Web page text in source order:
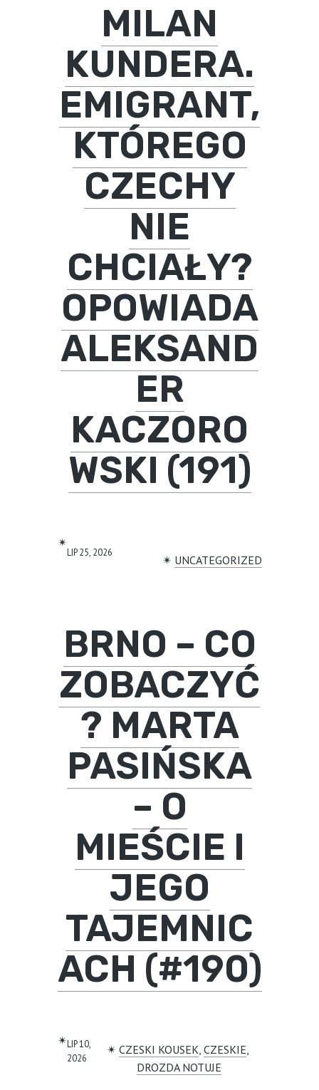
MILAN
KUNDERA.
EMIGRANT,
KTÓREGO
CZECHY
NIE
CHCIAŁY?
OPOWIADA
ALEKSAND
ER
KACZORO
WSKI (191)
✴︎
LIP 25, 2026 ✴︎ UNCATEGORIZED
BRNO – CO
ZOBACZYĆ
? MARTA
PASIŃSKA
– O
MIEŚCIE I
JEGO
TAJEMNIC
ACH (#190)
✴︎LIP 10,
2026
✴︎ CZESKI KOUSEK CZESKIE
DROZDA NOTUJE